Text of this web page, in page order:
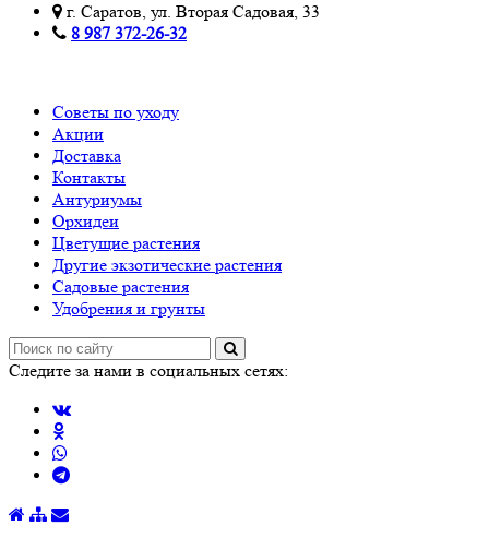
г. Саратов, ул. Вторая Садовая, 33
8 987 372-26-32
Советы по уходу
Акции
Доставка
Контакты
Антуриумы
Орхидеи
Цветущие растения
Другие экзотические растения
Садовые растения
Удобрения и грунты
Следите за нами в социальных сетях: